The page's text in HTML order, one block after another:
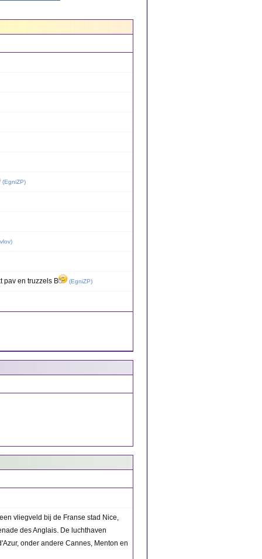
(EgniZP)
)
pav en truzzels B (EgniZP)
vliegveld bij de Franse stad Nice,
des Anglais. De luchthaven
onder andere Cannes, Menton en